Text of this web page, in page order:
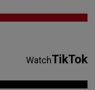
WatchTikTok